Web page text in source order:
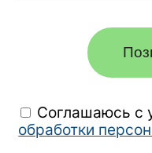
Соглашаюсь с
обработки